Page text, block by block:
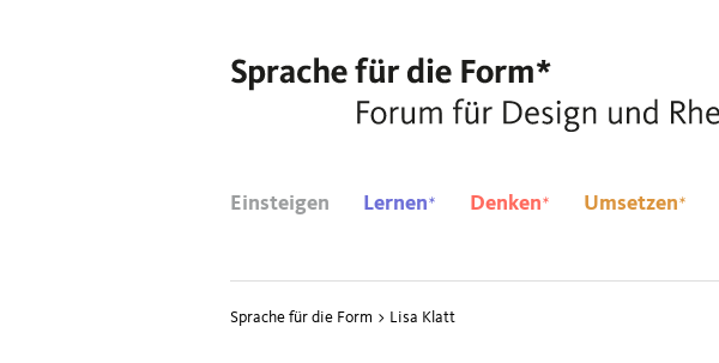
Einsteigen Lernen* Denken* Umsetzen*
Sprache für die Form > Lisa Klatt